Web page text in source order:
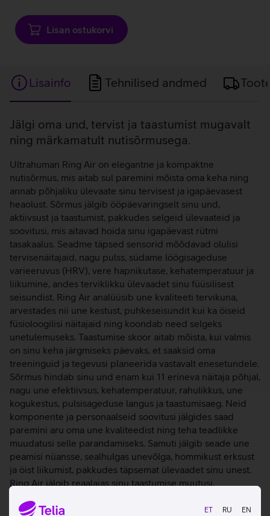
ET RU EN
Lisan ostukorvi
Lisainfo Tehnilised andmed
Lisainfo
Jälgi oma und, tervist ja taastumist mugavalt
ning märkamatult nutisõrmusega.
Ultrahuman Ring Air on elegantne ja kompaktne
nutisõrmus, mis aitab sul paremini mõista oma keha ning
annab põhjaliku ülevaate sinu tervisest ja igapäevasest
heaolust. Sõrmus jälgib ööpäevaringselt sinu und,
aktiivsust ja taastumist, pakkudes selgeid ülevaateid ja
soovitusi, mis aitavad hoida sinu igapäevast rütmi
tasakaalus. Seadme täpsed sensorid mõõdavad olulisi
tervisenäitajaid, nagu pulss, südame löögisageduse
varieeruvus (HRV), vere hapnikutase, kehatemperatuur ja
liikumine, andes terviklikku ülevaadet sinu füüsilisest
seisundist. Ring Air analüüsib une kvaliteeti tervikuna,
arvestades nii une kestust, puhkeseisundit kui ka öiseid
füsioloogilisi näitajaid ning koondab need selgeks
unetulemuseks. Taastumise skoor aitab mõista, kui valmis
on sinu keha järgmiseks päevaks, et saaksid oma
treeninguid ja tegevusi planeerida vastavalt enesetundele.
Sõrmus hindab sinu und enam kui 11 erineva näitaja põhjal,
nagu une efektiivsus, kehatemperatuur, rahulikkus, une
kogukestus, pulsisageduse langus ja taastumisaeg. Neid
komponente ja personaalseid soovitusi jälgides saad
paremini aru oma une kvaliteedist ning teha teadlikke
muudatusi selle parandamiseks. Samuti jälgib seade une
peamisi nüansse, sealhulgas unevõlga, hommikust erksust
ja öist liikumist, pakkudes täpsemat ülevaadet sinu unest.
Ring Air jälgib reaalajas sinu taastumise muutusi,
puhkepulss (RHR), südame löögisageduse varieeruvus